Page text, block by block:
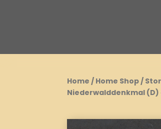
Home / Home Shop /
Niederwalddenkmal (D)